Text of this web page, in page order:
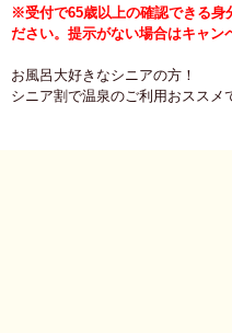
※受付で65歳以上の確認できる身
ださい。 提示がない場合はキャン
お風呂大好きなシニアの方！
シニア割で温泉のご利用おススメ